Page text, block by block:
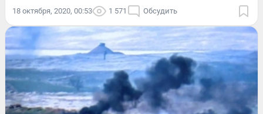
18 октября, 2020, 00:53 1 571 Обсудить